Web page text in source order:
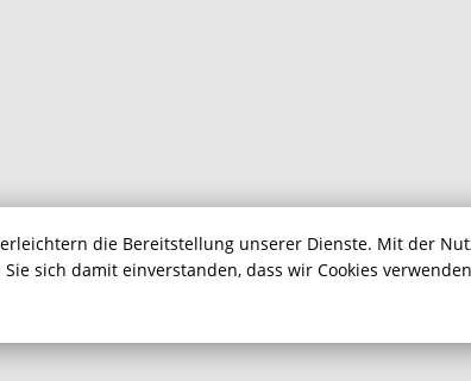
erleichtern die Bereitstellung unserer Dienste. Mit der
sich damit einverstanden, dass wir Cookies